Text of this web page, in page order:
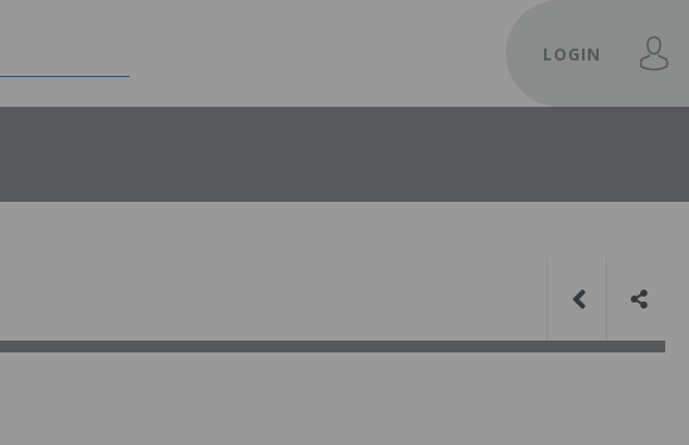
LOGIN